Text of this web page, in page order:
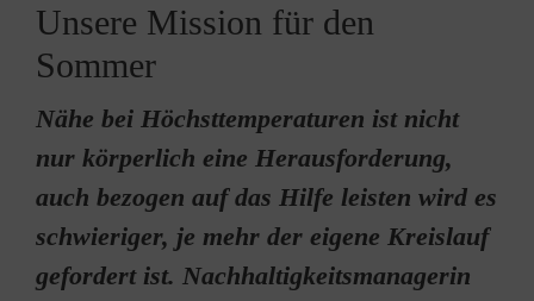
Unsere Mission für den
Sommer
Nähe bei Höchsttemperaturen ist nicht
nur körperlich eine Herausforderung,
auch bezogen auf das Hilfe leisten wird es
schwieriger, je mehr der eigene Kreislauf
gefordert ist. Nachhaltigkeitsmanagerin